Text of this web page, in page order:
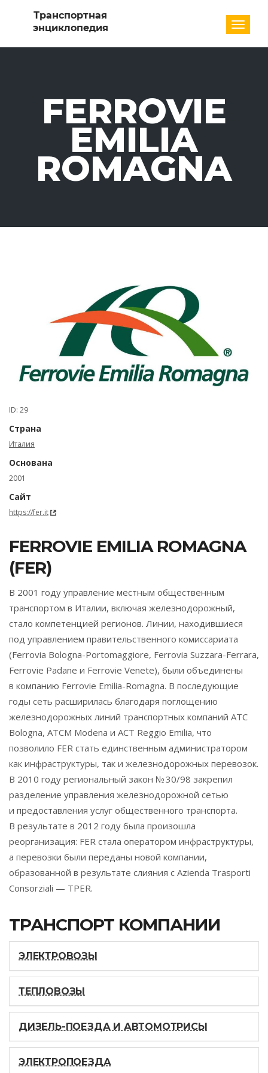
FERROVIE
EMILIA
ROMAGNA
ID: 29
Страна
Италия
Основана
2001
Сайт
https://fer.it
FERROVIE EMILIA ROMAGNA
(FER)
В 2001 году управление местным общественным
транспортом в Италии, включая железнодорожный,
стало компетенцией регионов. Линии, находившиеся
под управлением правительственного комиссариата
(Ferrovia Bologna-Portomaggiore, Ferrovia Suzzara-Ferrara,
Ferrovie Padane и Ferrovie Venete), были объединены
в компанию Ferrovie Emilia-Romagna. В последующие
годы сеть расширилась благодаря поглощению
железнодорожных линий транспортных компаний ATC
Bologna, ATCM Modena и ACT Reggio Emilia, что
позволило FER стать единственным администратором
как инфраструктуры, так и железнодорожных перевозок.
В 2010 году региональный закон № 30/98 закрепил
разделение управления железнодорожной сетью
и предоставления услуг общественного транспорта.
В результате в 2012 году была произошла
реорганизация: FER стала оператором инфраструктуры,
а перевозки были переданы новой компании,
образованной в результате слияния с Azienda Trasporti
Consorziali — TPER.
ТРАНСПОРТ КОМПАНИИ
ЭЛЕКТРОВОЗЫ
ТЕПЛОВОЗЫ
ДИЗЕЛЬ-ПОЕЗДА И АВТОМОТРИСЫ
ЭЛЕКТРОПОЕЗДА